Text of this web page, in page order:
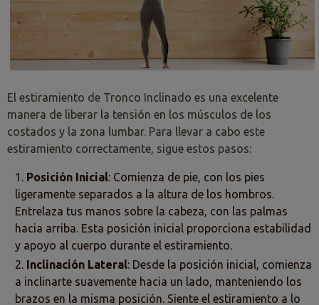
El estiramiento de Tronco Inclinado es una excelente
manera de liberar la tensión en los músculos de los
costados y la zona lumbar. Para llevar a cabo este
estiramiento correctamente, sigue estos pasos:
Posición Inicial: Comienza de pie, con los pies
ligeramente separados a la altura de los hombros.
Entrelaza tus manos sobre la cabeza, con las palmas
hacia arriba. Esta posición inicial proporciona estabilidad
y apoyo al cuerpo durante el estiramiento.
Inclinación Lateral: Desde la posición inicial, comienza
a inclinarte suavemente hacia un lado, manteniendo los
brazos en la misma posición. Siente el estiramiento a lo